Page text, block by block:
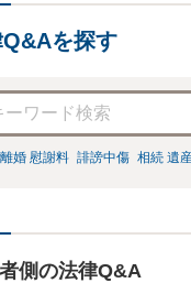
を探す
離婚 慰謝料 誹謗中傷 相続 遺
側の法律Q&A